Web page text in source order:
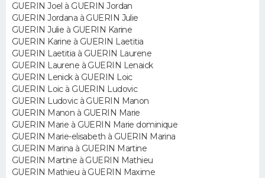
GUERIN Joel à GUERIN Jordan
GUERIN Jordana à GUERIN Julie
GUERIN Julie à GUERIN Karine
GUERIN Karine à GUERIN Laetitia
GUERIN Laetitia à GUERIN Laurene
GUERIN Laurene à GUERIN Lenaick
GUERIN Lenick à GUERIN Loic
GUERIN Loic à GUERIN Ludovic
GUERIN Ludovic à GUERIN Manon
GUERIN Manon à GUERIN Marie
GUERIN Marie à GUERIN Marie dominique
GUERIN Marie-elisabeth à GUERIN Marina
GUERIN Marina à GUERIN Martine
GUERIN Martine à GUERIN Mathieu
GUERIN Mathieu à GUERIN Maxime